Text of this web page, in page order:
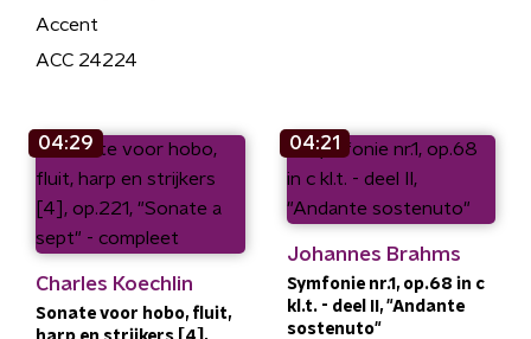
Accent
ACC 24224
04:29
Charles Koechlin
Sonate voor hobo, fluit,
04:21
Johannes Brahms
Symfonie nr.1, op.68 in c
kl.t. - deel II, "Andante
sostenuto"